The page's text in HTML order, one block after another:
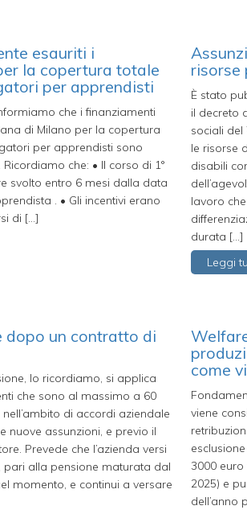
esauriti i
la copertura totale
per apprendisti
che i finanziamenti
di Milano per la copertura
per apprendisti sono
che: • Il corso di 1°
svolto entro 6 mesi dalla data
. • Gli incentivi erano
di […]
risorse
È stato
il decreto
sociali del
le risorse
disabili
lavoro
durata […]
Leggi
dopo un contratto di
lo ricordiamo, si applica
che sono al massimo a 60
di accordi aziendale
nuove assunzioni, e previo il
Prevede che l’azienda versi
pari alla pensione maturata dal
momento, e continui a versare
come
viene
3000
2025) e
dell’anno